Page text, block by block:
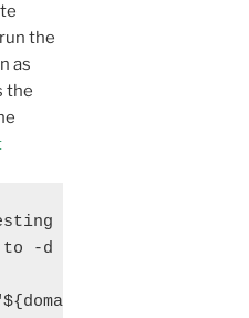
the
as
the
Let's Encrypt
to -d args
do